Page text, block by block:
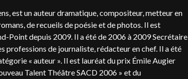
est un auteur dramatique, compositeur, metteur en
de recueils de poésie et de photos. Il est
Point depuis 2009. Il a été de 2006 à 2009 Secrétaire
professions de journaliste, rédacteur en chef. Il a été
« auteur ». Il est lauréat du prix Émile Augier
Talent Théâtre SACD 2006 » et du